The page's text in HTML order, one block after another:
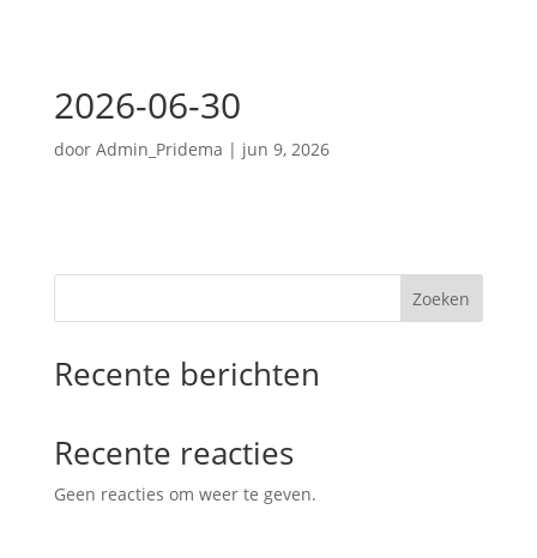
2026-06-30
door Admin_Pridema | jun 9, 2026
Zoeken
Recente berichten
Recente reacties
Geen reacties om weer te geven.